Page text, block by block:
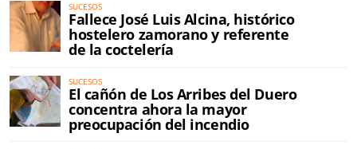
SUCESOS
Fallece José Luis Alcina, histórico
hostelero zamorano y referente
de la coctelería
SUCESOS
El cañón de Los Arribes del Duero
concentra ahora la mayor
preocupación del incendio